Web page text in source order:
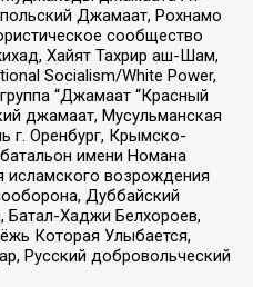
Джамаат, Рохнамо
сообщество
Хайят Тахрир аш-Шам,
Socialism/White Power,
“Джамаат “Красный
джамаат, Мусульманская
г. Оренбург, Крымско-
имени Номана
исламского возрождения
Дуббайский
Батал-Хаджи Белхороев,
Которая Улыбается,
Русский добровольческий